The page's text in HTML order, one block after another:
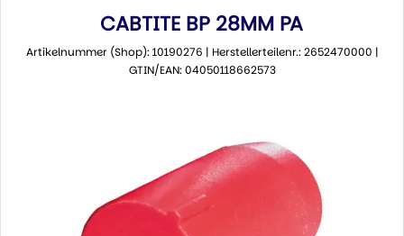
CABTITE BP 28MM PA
Artikelnummer (Shop): 10190276 | Herstellerteilenr.: 2652470000 |
GTIN/EAN: 04050118662573